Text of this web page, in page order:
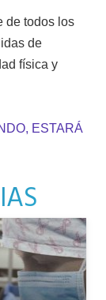
de todos los
de
física y
ESTARÁ